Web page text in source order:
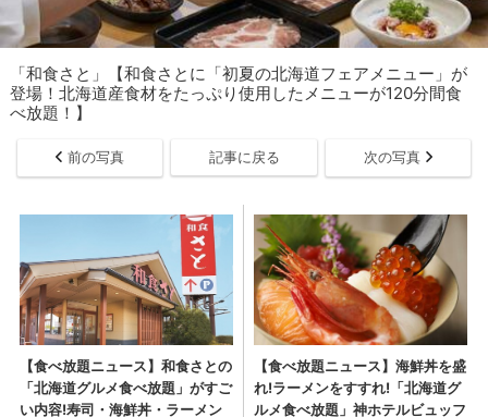
「​​​和食さと」【和食さとに「初夏の北海道フェアメニュー」が
登場！北海道産食材をたっぷり使用したメニューが120分間食
べ放題！】
前の写真 記事に戻る 次の写真